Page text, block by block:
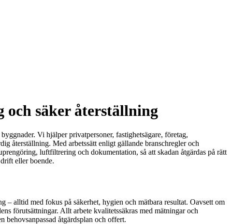
och säker återställning
Vi hjälper privatpersoner, fastighetsägare, företag,
återställning. Med arbetssätt enligt gällande branschregler och
luftfiltrering och dokumentation, så att skadan åtgärdas på rätt
eller boende.
alltid med fokus på säkerhet, hygien och mätbara resultat. Oavsett om
förutsättningar. Allt arbete kvalitetssäkras med mätningar och
åtgärdsplan och offert.